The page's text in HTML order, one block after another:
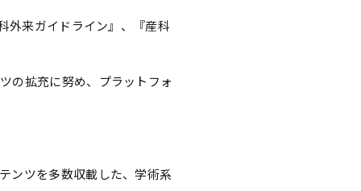
外来ガイドライン』、『産科
の拡充に努め、プラットフォ
ンツを多数収載した、学術系